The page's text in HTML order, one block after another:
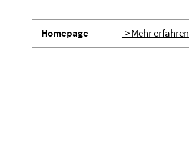
Homepage -> Mehr erfahren